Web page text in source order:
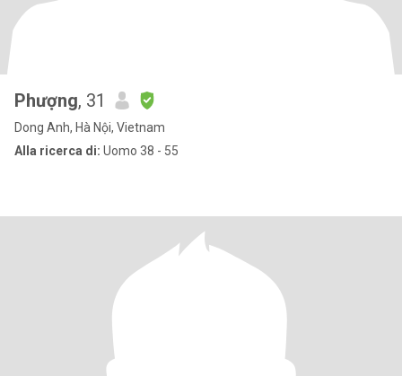
Phượng, 31
Dong Anh, Hà Nội, Vietnam
Alla ricerca di: Uomo 38 - 55